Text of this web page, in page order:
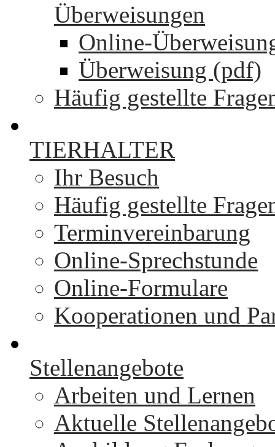
Überweisungen
Online-
Überweisung (pdf)
Häufig gestellte
TIERHALTER
Ihr Besuch
Häufig gestellte
Terminvereinbarung
Online-Sprechstunde
Online-Formulare
Kooperationen und
Stellenangebote
Arbeiten und Lernen
Aktuelle